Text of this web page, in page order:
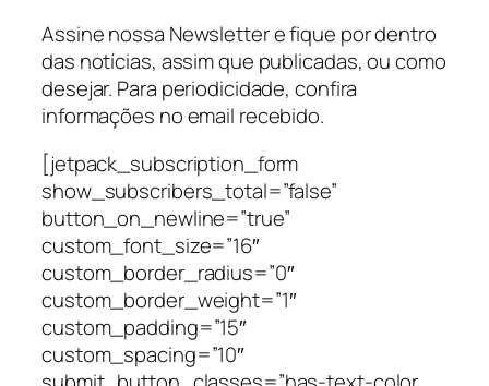
Assine nossa Newsletter e fique por dentro
das notícias, assim que publicadas, ou como
desejar. Para periodicidade, confira
informações no email recebido.
[jetpack_subscription_form
show_subscribers_total=”false”
button_on_newline=”true”
custom_font_size=”16″
custom_border_radius=”0″
custom_border_weight=”1″
custom_padding=”15″
custom_spacing=”10″